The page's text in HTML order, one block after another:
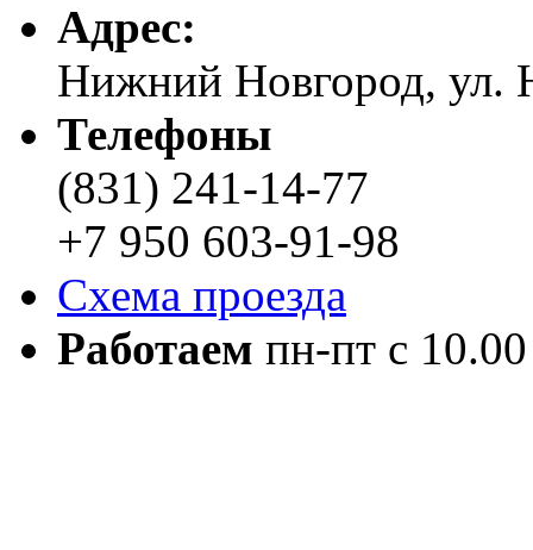
Адреc:
Нижний Новгород, ул.
Телефоны
(831) 241-14-77
+7 950 603-91-98
Схема проезда
Работаем пн-пт с